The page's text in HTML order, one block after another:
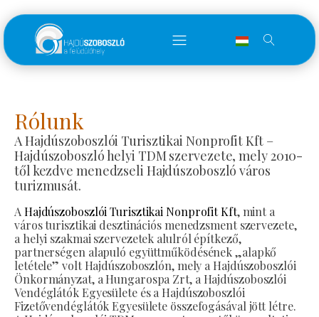
Rólunk
A Hajdúszoboszlói Turisztikai Nonprofit Kft –
Hajdúszoboszló helyi TDM szervezete, mely 2010-
től kezdve menedzseli Hajdúszoboszló város
turizmusát.
A Hajdúszoboszlói Turisztikai Nonprofit Kft, mint a
város turisztikai desztinációs menedzsment szervezete,
a helyi szakmai szervezetek alulról építkező,
partnerségen alapuló együttműködésének „alapkő
letétele” volt Hajdúszoboszlón, mely a Hajdúszoboszlói
Önkormányzat, a Hungarospa Zrt, a Hajdúszoboszlói
Vendéglátók Egyesülete és a Hajdúszoboszlói
Fizetővendéglátók Egyesülete összefogásával jött létre.